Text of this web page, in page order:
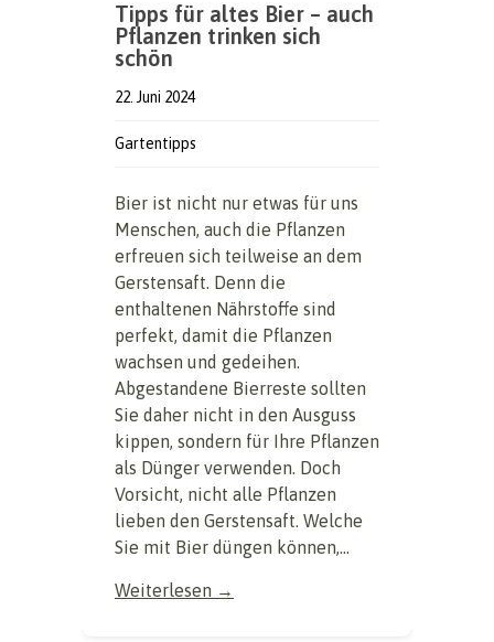
Tipps für altes Bier – auch
Pflanzen trinken sich
schön
22. Juni 2024
Gartentipps
Bier ist nicht nur etwas für uns
Menschen, auch die Pflanzen
erfreuen sich teilweise an dem
Gerstensaft. Denn die
enthaltenen Nährstoffe sind
perfekt, damit die Pflanzen
wachsen und gedeihen.
Abgestandene Bierreste sollten
Sie daher nicht in den Ausguss
kippen, sondern für Ihre Pflanzen
als Dünger verwenden. Doch
Vorsicht, nicht alle Pflanzen
lieben den Gerstensaft. Welche
Sie mit Bier düngen können,...
Weiterlesen →